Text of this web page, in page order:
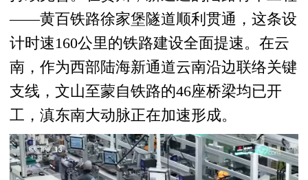
——黄百铁路徐家堡隧道顺利贯通，这条设
计时速160公里的铁路建设全面提速。在云
南，作为西部陆海新通道云南沿边联络关键
支线，文山至蒙自铁路的46座桥梁均已开
工，滇东南大动脉正在加速形成。